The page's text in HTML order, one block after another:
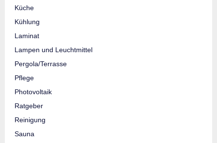
Küche
Kühlung
Laminat
Lampen und Leuchtmittel
Pergola/Terrasse
Pflege
Photovoltaik
Ratgeber
Reinigung
Sauna